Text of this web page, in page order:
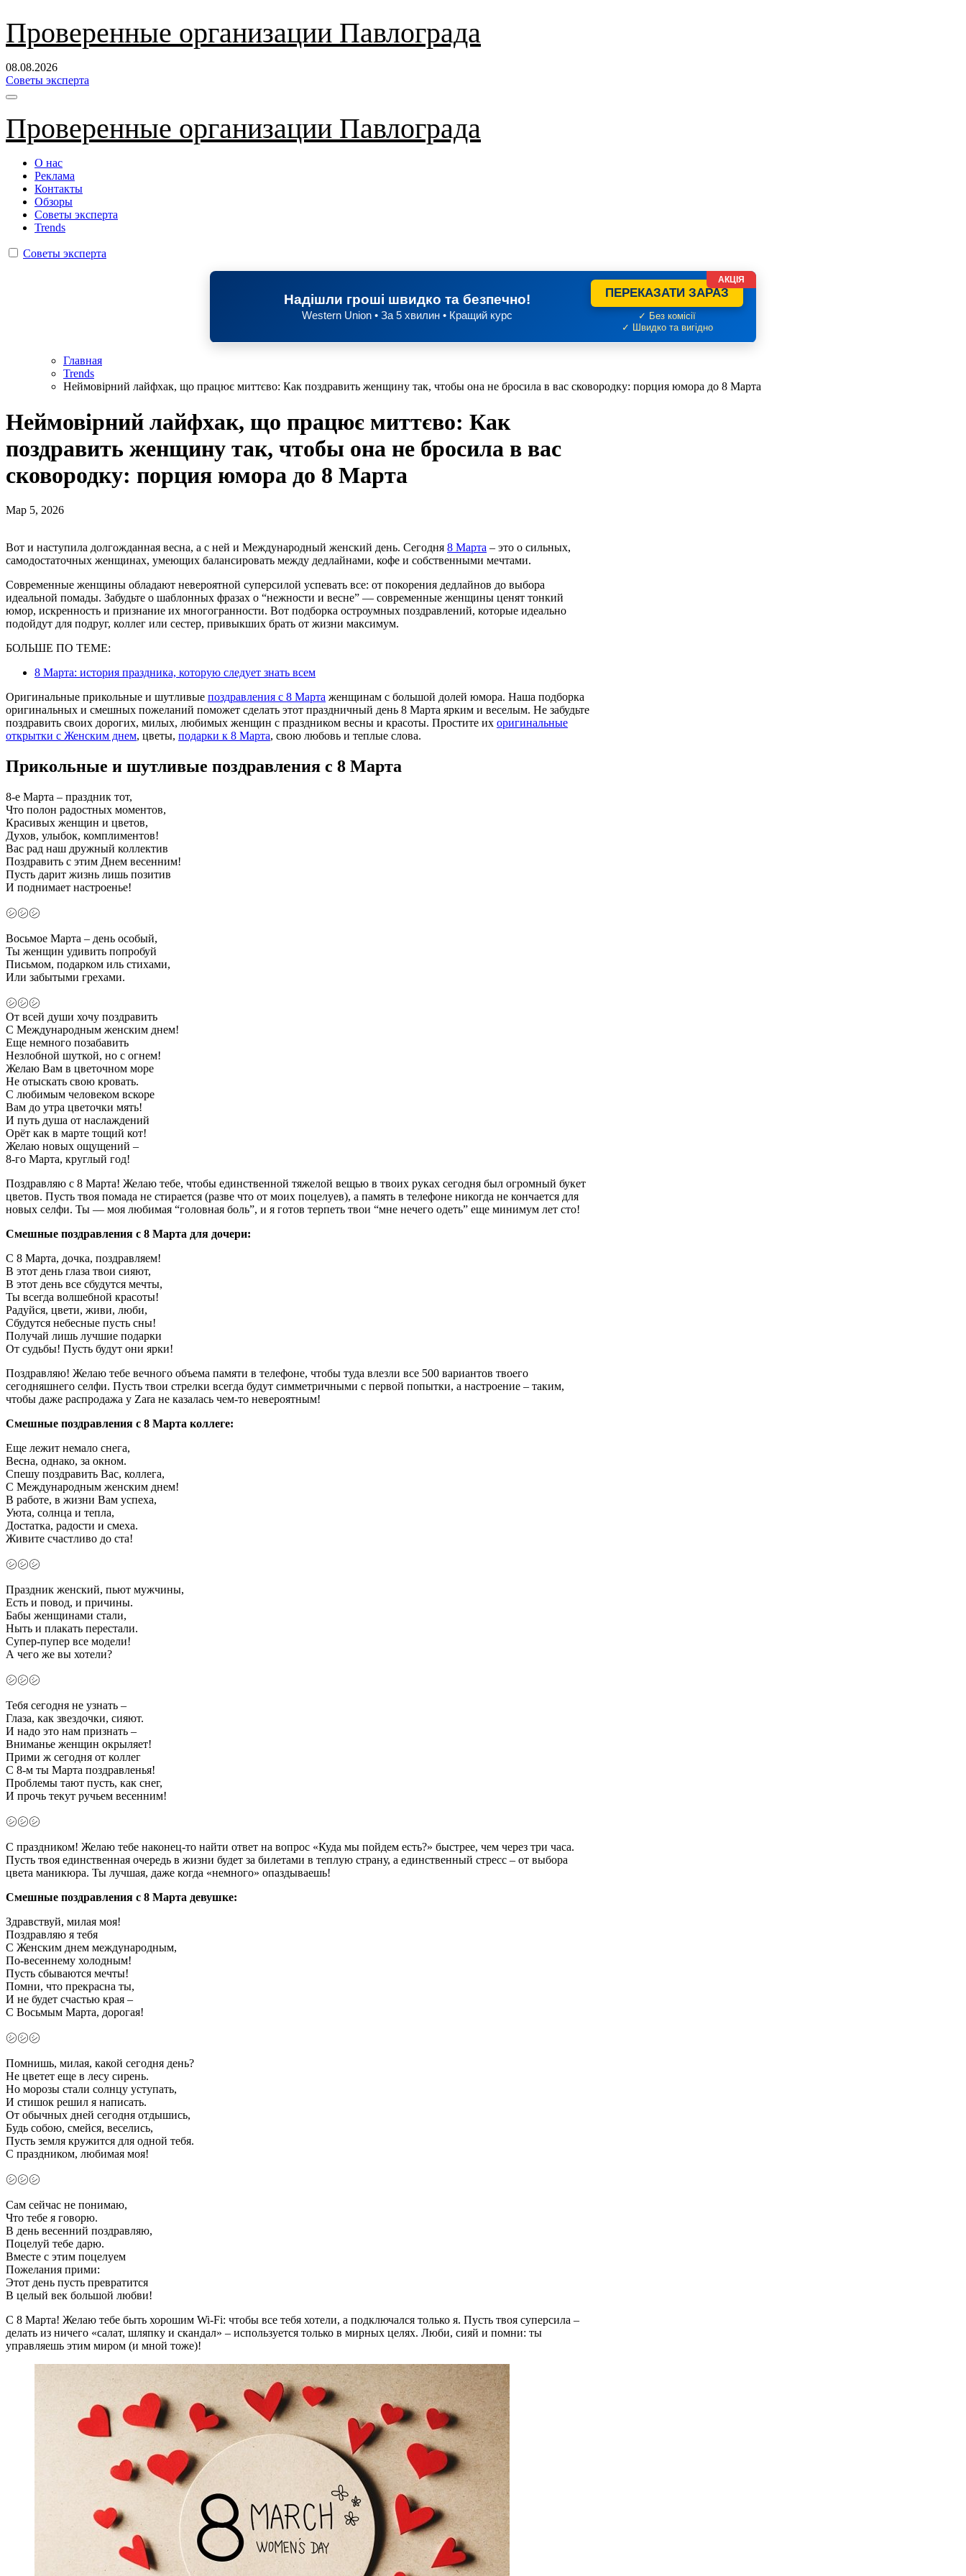
Перейти
содержанию
Проверенные организации Павлограда
08.08.2026
Советы эксперта
Проверенные организации Павлограда
О нас
Реклама
Контакты
Обзоры
Советы эксперта
Trends
Советы эксперта
Надішли гроші швидко та безпечно!
Western Union • За 5 хвилин • Кращий курс
ПЕРЕКАЗАТИ ЗАРАЗ
✓ Без комісії
✓ Швидко та вигідно
АКЦІЯ
Главная
Trends
Неймовірний лайфхак, що працює миттєво: Как поздравить женщину так, чтобы она не бросила в вас сковородку: порция юмора до 8 Марта
Неймовірний лайфхак, що працює миттєво: Как
поздравить женщину так, чтобы она не бросила в вас
сковородку: порция юмора до 8 Марта
Мар 5, 2026
Вот и наступила долгожданная весна, а с ней и Международный женский день. Сегодня 8 Марта – это о сильных,
самодостаточных женщинах, умеющих балансировать между дедлайнами, кофе и собственными мечтами.
Современные женщины обладают невероятной суперсилой успевать все: от покорения дедлайнов до выбора
идеальной помады. Забудьте о шаблонных фразах о “нежности и весне” — современные женщины ценят тонкий
юмор, искренность и признание их многогранности. Вот подборка остроумных поздравлений, которые идеально
подойдут для подруг, коллег или сестер, привыкших брать от жизни максимум.
БОЛЬШЕ ПО ТЕМЕ:
8 Марта: история праздника, которую следует знать всем
Оригинальные прикольные и шутливые поздравления с 8 Марта женщинам с большой долей юмора. Наша подборка
оригинальных и смешных пожеланий поможет сделать этот праздничный день 8 Марта ярким и веселым. Не забудьте
поздравить своих дорогих, милых, любимых женщин с праздником весны и красоты. Простите их оригинальные
открытки с Женским днем, цветы, подарки к 8 Марта, свою любовь и теплые слова.
Прикольные и шутливые поздравления с 8 Марта
8-е Марта – праздник тот,
Что полон радостных моментов,
Красивых женщин и цветов,
Духов, улыбок, комплиментов!
Вас рад наш дружный коллектив
Поздравить с этим Днем весенним!
Пусть дарит жизнь лишь позитив
И поднимает настроенье!
㋛㋛㋛
Восьмое Марта – день особый,
Ты женщин удивить попробуй
Письмом, подарком иль стихами,
Или забытыми грехами.
㋛㋛㋛
От всей души хочу поздравить
С Международным женским днем!
Еще немного позабавить
Незлобной шуткой, но с огнем!
Желаю Вам в цветочном море
Не отыскать свою кровать.
С любимым человеком вскоре
Вам до утра цветочки мять!
И путь душа от наслаждений
Орёт как в марте тощий кот!
Желаю новых ощущений –
8-го Марта, круглый год!
Поздравляю с 8 Марта! Желаю тебе, чтобы единственной тяжелой вещью в твоих руках сегодня был огромный букет
цветов. Пусть твоя помада не стирается (разве что от моих поцелуев), а память в телефоне никогда не кончается для
новых селфи. Ты — моя любимая “головная боль”, и я готов терпеть твои “мне нечего одеть” еще минимум лет сто!
Смешные поздравления с 8 Марта для дочери:
С 8 Марта, дочка, поздравляем!
В этот день глаза твои сияют,
В этот день все сбудутся мечты,
Ты всегда волшебной красоты!
Радуйся, цвети, живи, люби,
Сбудутся небесные пусть сны!
Получай лишь лучшие подарки
От судьбы! Пусть будут они ярки!
Поздравляю! Желаю тебе вечного объема памяти в телефоне, чтобы туда влезли все 500 вариантов твоего
сегодняшнего селфи. Пусть твои стрелки всегда будут симметричными с первой попытки, а настроение – таким,
чтобы даже распродажа у Zara не казалась чем-то невероятным!
Смешные поздравления с 8 Марта коллеге:
Еще лежит немало снега,
Весна, однако, за окном.
Спешу поздравить Вас, коллега,
С Международным женским днем!
В работе, в жизни Вам успеха,
Уюта, солнца и тепла,
Достатка, радости и смеха.
Живите счастливо до ста!
㋛㋛㋛
Праздник женский, пьют мужчины,
Есть и повод, и причины.
Бабы женщинами стали,
Ныть и плакать перестали.
Супер-пупер все модели!
А чего же вы хотели?
㋛㋛㋛
Тебя сегодня не узнать –
Глаза, как звездочки, сияют.
И надо это нам признать –
Вниманье женщин окрыляет!
Прими ж сегодня от коллег
С 8-м ты Марта поздравленья!
Проблемы тают пусть, как снег,
И прочь текут ручьем весенним!
㋛㋛㋛
С праздником! Желаю тебе наконец-то найти ответ на вопрос «Куда мы пойдем есть?» быстрее, чем через три часа.
Пусть твоя единственная очередь в жизни будет за билетами в теплую страну, а единственный стресс – от выбора
цвета маникюра. Ты лучшая, даже когда «немного» опаздываешь!
Смешные поздравления с 8 Марта девушке:
Здравствуй, милая моя!
Поздравляю я тебя
С Женским днем международным,
По-весеннему холодным!
Пусть сбываются мечты!
Помни, что прекрасна ты,
И не будет счастью края –
С Восьмым Марта, дорогая!
㋛㋛㋛
Помнишь, милая, какой сегодня день?
Не цветет еще в лесу сирень.
Но морозы стали солнцу уступать,
И стишок решил я написать.
От обычных дней сегодня отдышись,
Будь собою, смейся, веселись,
Пусть земля кружится для одной тебя.
С праздником, любимая моя!
㋛㋛㋛
Сам сейчас не понимаю,
Что тебе я говорю.
В день весенний поздравляю,
Поцелуй тебе дарю.
Вместе с этим поцелуем
Пожелания прими:
Этот день пусть превратится
В целый век большой любви!
С 8 Марта! Желаю тебе быть хорошим Wi-Fi: чтобы все тебя хотели, а подключался только я. Пусть твоя суперсила –
делать из ничего «салат, шляпку и скандал» – используется только в мирных целях. Люби, сияй и помни: ты
управляешь этим миром (и мной тоже)!